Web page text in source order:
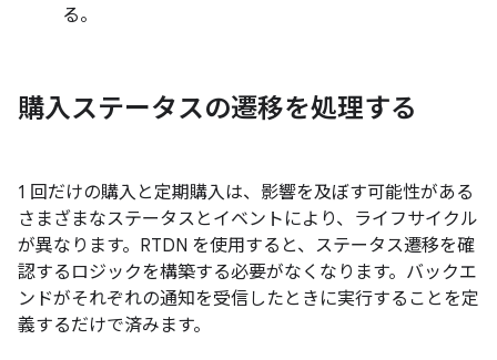
る。
購入ステータスの遷移を処理する
1 回だけの購入と定期購入は、影響を及ぼす可能性がある
さまざまなステータスとイベントにより、ライフサイクル
が異なります。RTDN を使用すると、ステータス遷移を確
認するロジックを構築する必要がなくなります。バックエ
ンドがそれぞれの通知を受信したときに実行することを定
義するだけで済みます。